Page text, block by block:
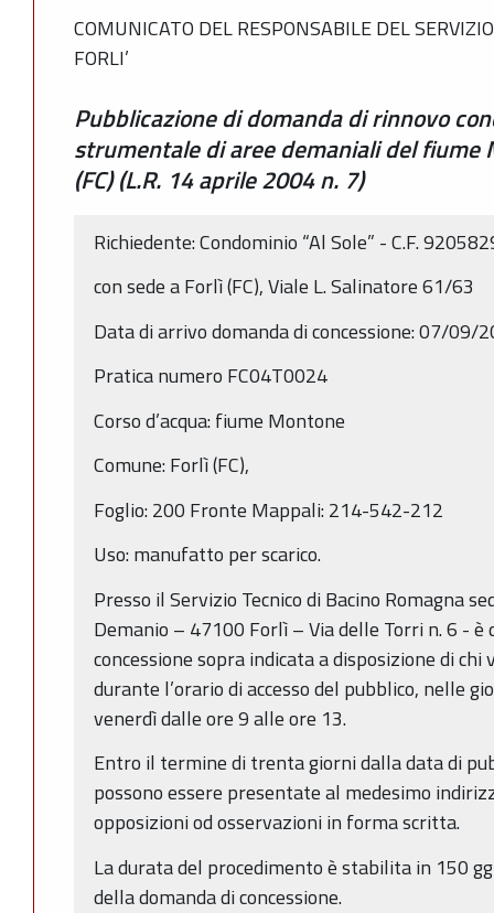
COMUNICATO DEL RESPONSABILE DEL
FORLI’
Pubblicazione di domanda di rinnovo
strumentale di aree demaniali del fiume
(FC) (L.R. 14 aprile 2004 n. 7)
Richiedente: Condominio “Al Sole” - C.F.
con sede a Forlì (FC), Viale L. Salinatore 61/63
Data di arrivo domanda di concessione: 07/09/
Pratica numero FC04T0024
Corso d’acqua: fiume Montone
Comune: Forlì (FC),
Foglio: 200 Fronte Mappali: 214-542-212
Uso: manufatto per scarico.
Presso il Servizio Tecnico di Bacino Romagna
Demanio – 47100 Forlì – Via delle Torri n. 6 - è
concessione sopra indicata a disposizione di
durante l’orario di accesso del pubblico, nelle
venerdì dalle ore 9 alle ore 13.
Entro il termine di trenta giorni dalla data di
possono essere presentate al medesimo
opposizioni od osservazioni in forma scritta.
La durata del procedimento è stabilita in 150
della domanda di concessione.